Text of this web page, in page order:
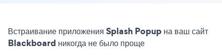
Встраивание приложения Splash Popup на ваш сайт
Blackboard никогда не было проще